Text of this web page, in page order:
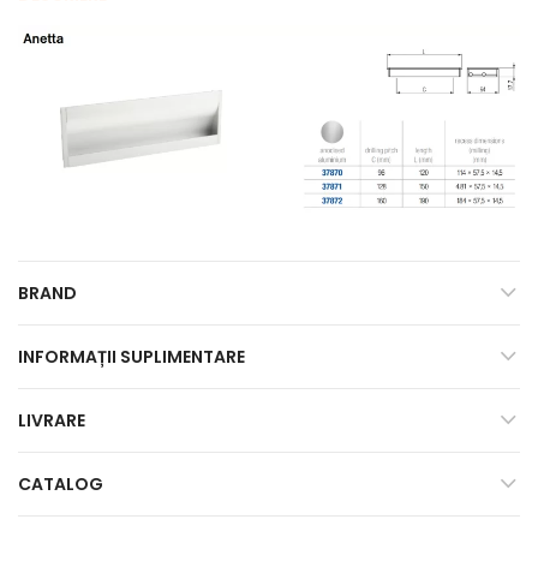
BRAND
INFORMAȚII SUPLIMENTARE
LIVRARE
CATALOG